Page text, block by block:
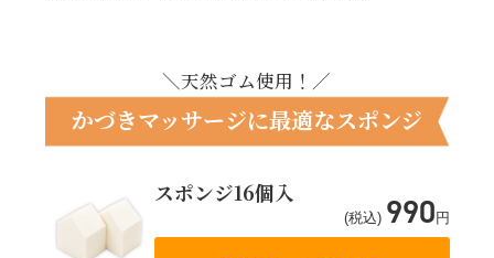
＼天然ゴム使用！／
かづきマッサージに最適なスポンジ
スポンジ16個入
(税込) 990 円